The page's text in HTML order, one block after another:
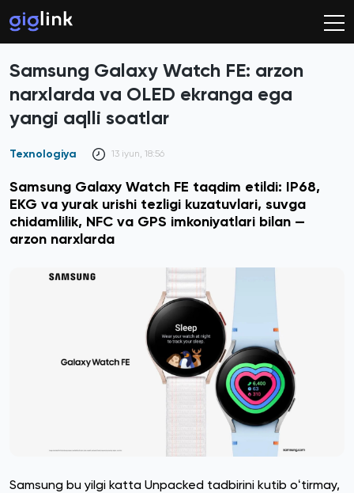
Samsung Galaxy Watch FE: arzon
narxlarda va OLED ekranga ega
yangi aqlli soatlar
Texnologiya 13 iyun, 18:56
Samsung Galaxy Watch FE taqdim etildi: IP68,
EKG va yurak urishi tezligi kuzatuvlari, suvga
chidamlilik, NFC va GPS imkoniyatlari bilan —
arzon narxlarda
Samsung bu yilgi katta Unpacked tadbirini kutib oʻtirmay,